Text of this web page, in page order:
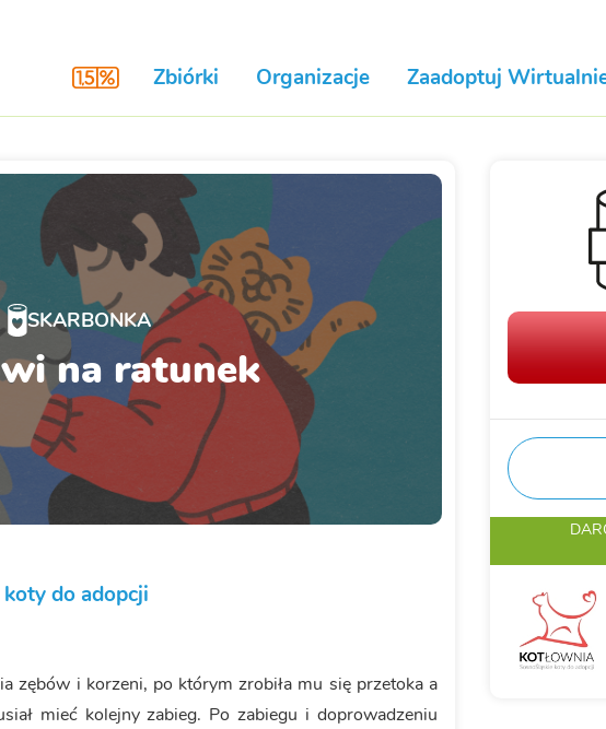
Zbiórki Organizacje Zaadoptuj
SKARBONKA
na ratunek
do adopcji
zębów i korzeni, po którym zrobiła mu się przetoka a
mieć kolejny zabieg. Po zabiegu i doprowadzeniu